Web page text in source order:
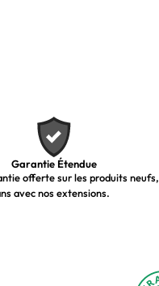
Garantie Étendue
offerte sur les produits neufs,
avec nos extensions.